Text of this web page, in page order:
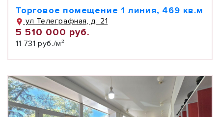
Торговое помещение 1 линия, 469 кв.м
ул Телеграфная, д. 21
5 510 000 руб.
11 731 руб./м²